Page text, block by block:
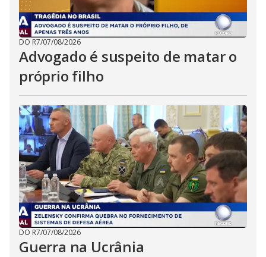
DO R7/07/08/2026
Advogado é suspeito de matar o
próprio filho
DO R7/07/08/2026
Guerra na Ucrânia